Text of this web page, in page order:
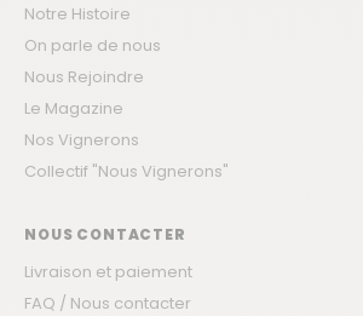
Notre Histoire
On parle de nous
Nous Rejoindre
Le Magazine
Nos Vignerons
Collectif "Nous Vignerons"
NOUS CONTACTER
Livraison et paiement
FAQ / Nous contacter